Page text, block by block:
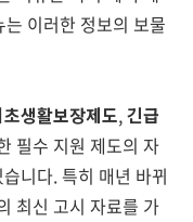
이러한 정보의 보물
생활보장제도,긴급
필수 지원 제도의 자
니다. 특히 매년 바뀌
최신 고시 자료를 가